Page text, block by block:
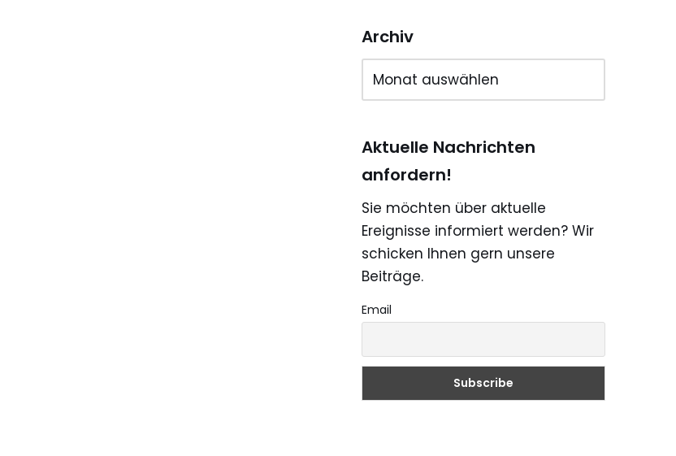
Archiv
Aktuelle Nachrichten
anfordern!
Sie möchten über aktuelle
Ereignisse informiert werden? Wir
schicken Ihnen gern unsere
Beiträge.
Email